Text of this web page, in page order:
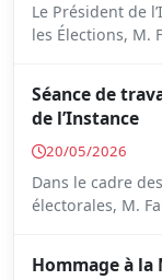
Le Président de
les Élections, M.
Séance de
de l’Instance
20/05/2026
Dans le cadre
électorales, M.
Hommage à la